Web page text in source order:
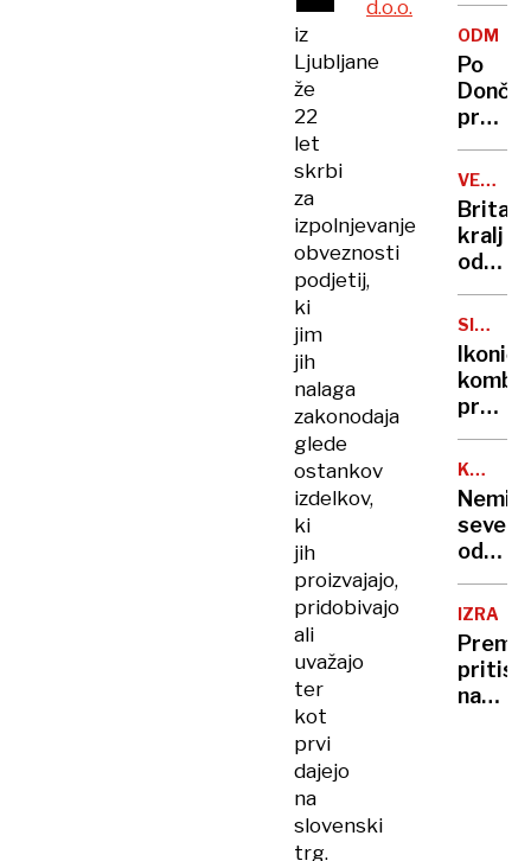
d.o.o.
iz
Ljubljane
že
22
let
skrbi
za
izpolnjevanje
obveznosti
podjetij,
ki
jim
jih
nalaga
zakonodaja
glede
ostankov
izdelkov,
ki
jih
proizvajajo,
pridobivajo
ali
uvažajo
ter
kot
prvi
dajejo
na
slovenski
trg.
cilji
vlade
Po
Karma
je
psica,
Nico
pa
njen
sin
VELIKA
kralj
zaradi
raka
SIMBOL
kombi
75.
rojstni
dan
Nemir
od
ZDA
IZRAEL
na